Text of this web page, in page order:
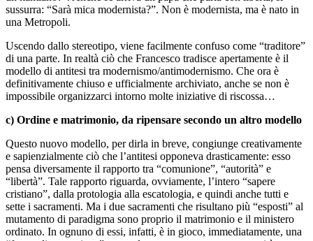
sussurra: “Sarà mica modernista?”. Non è modernista, ma è nato in
una Metropoli.
Uscendo dallo stereotipo, viene facilmente confuso come “traditore”
di una parte. In realtà ciò che Francesco tradisce apertamente è il
modello di antitesi tra modernismo/antimodernismo. Che ora è
definitivamente chiuso e ufficialmente archiviato, anche se non è
impossibile organizzarci intorno molte iniziative di riscossa…
c) Ordine e matrimonio, da ripensare secondo un altro modello
Questo nuovo modello, per dirla in breve, congiunge creativamente
e sapienzialmente ciò che l’antitesi opponeva drasticamente: esso
pensa diversamente il rapporto tra “comunione”, “autorità” e
“libertà”. Tale rapporto riguarda, ovviamente, l’intero “sapere
cristiano”, dalla protologia alla escatologia, e quindi anche tutti e
sette i sacramenti. Ma i due sacramenti che risultano più “esposti” al
mutamento di paradigma sono proprio il matrimonio e il ministero
ordinato. In ognuno di essi, infatti, è in gioco, immediatamente, una